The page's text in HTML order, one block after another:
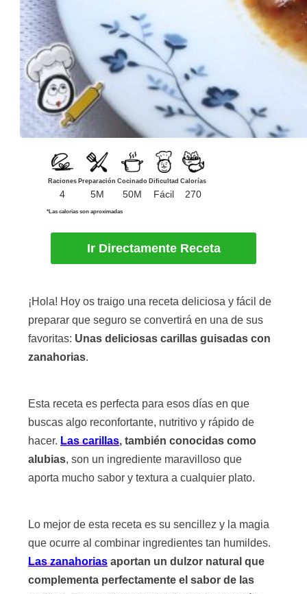
Raciones
4
Preparación
5M
Cocinado
50M
Dificultad
Fácil
Calorías
270
*Las calorías son aproximadas
Ir Directamente Receta
¡Hola! Hoy os traigo una receta deliciosa y fácil de
preparar que seguro se convertirá en una de sus
favoritas: Unas deliciosas carillas guisadas con
zanahorias.
Esta receta es perfecta para esos días en que
buscas algo reconfortante, nutritivo y rápido de
hacer. Las carillas, también conocidas como
alubias, son un ingrediente maravilloso que
aporta mucho sabor y textura a cualquier plato.
Lo mejor de esta receta es su sencillez y la magia
que ocurre al combinar ingredientes tan humildes.
Las zanahorias aportan un dulzor natural que
complementa perfectamente el sabor de las